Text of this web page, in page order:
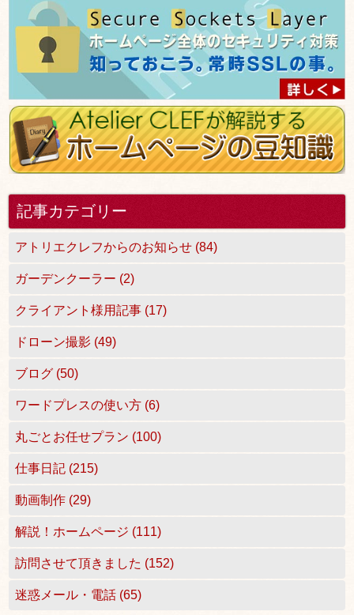
記事カテゴリー
アトリエクレフからのお知らせ (84)
ガーデンクーラー (2)
クライアント様用記事 (17)
ドローン撮影 (49)
ブログ (50)
ワードプレスの使い方 (6)
丸ごとお任せプラン (100)
仕事日記 (215)
動画制作 (29)
解説！ホームページ (111)
訪問させて頂きました (152)
迷惑メール・電話 (65)